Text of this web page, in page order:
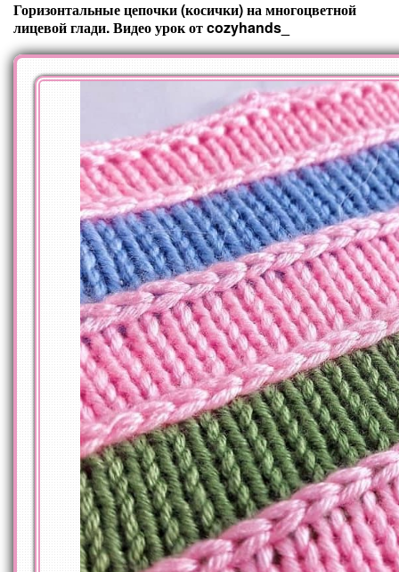
Горизонтальные цепочки (косички) на многоцветной
лицевой глади. Видео урок от cozyhands_